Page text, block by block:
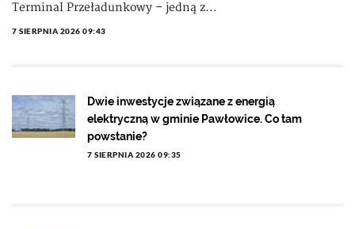
Terminal Przeładunkowy – jedną z...
7 SIERPNIA 2026 09:43
Dwie inwestycje związane z energią
elektryczną w gminie Pawłowice. Co tam
powstanie?
7 SIERPNIA 2026 09:35